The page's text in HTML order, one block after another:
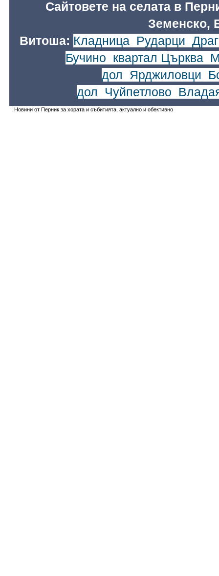
Сайтовете на селата в
Земенско,
Витоша: Кладница, Рударци
Бучино квартал Църква
дол
Ярджиловци
дол
Чуйпетлово
Новини от Перник за хората и събитията, актуално и обективно